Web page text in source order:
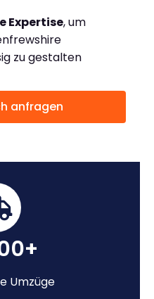
Expertise, um
zu gestalten
anfragen
Umzüge